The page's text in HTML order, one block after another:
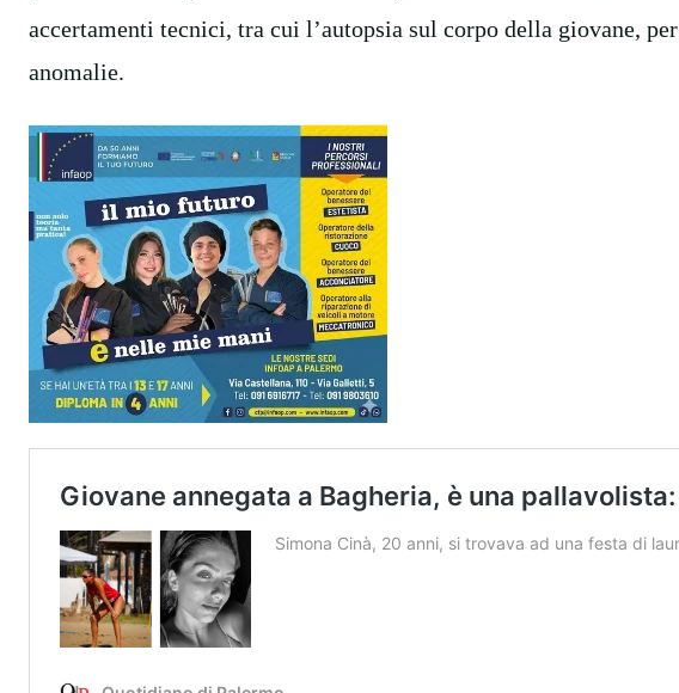
accertamenti tecnici, tra cui l’autopsia sul corpo della giovane,
anomalie.